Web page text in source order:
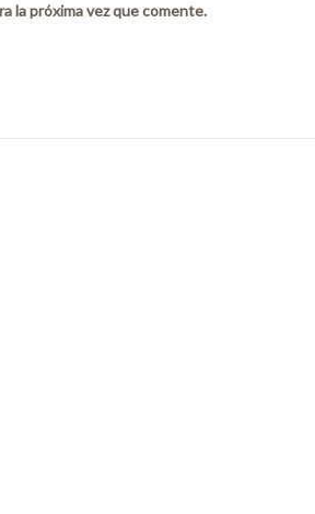
la próxima vez que comente.